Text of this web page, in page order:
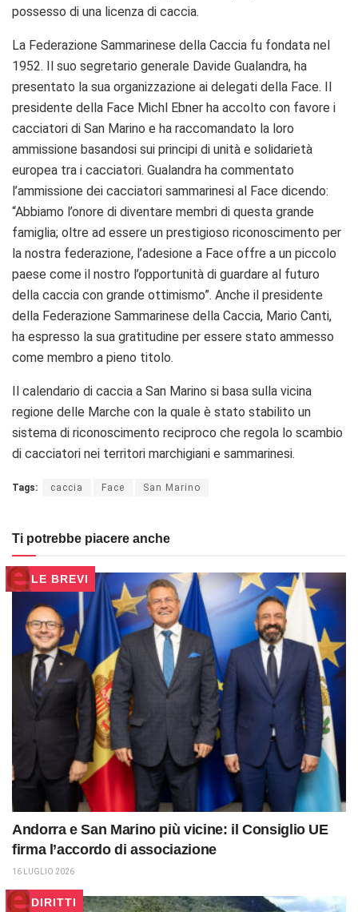
possesso di una licenza di caccia.
La Federazione Sammarinese della Caccia fu fondata nel
1952. Il suo segretario generale Davide Gualandra, ha
presentato la sua organizzazione ai delegati della Face. Il
presidente della Face Michl Ebner ha accolto con favore i
cacciatori di San Marino e ha raccomandato la loro
ammissione basandosi sui principi di unità e solidarietà
europea tra i cacciatori. Gualandra ha commentato
l’ammissione dei cacciatori sammarinesi al Face dicendo:
“Abbiamo l’onore di diventare membri di questa grande
famiglia; oltre ad essere un prestigioso riconoscimento per
la nostra federazione, l’adesione a Face offre a un piccolo
paese come il nostro l’opportunità di guardare al futuro
della caccia con grande ottimismo”. Anche il presidente
della Federazione Sammarinese della Caccia, Mario Canti,
ha espresso la sua gratitudine per essere stato ammesso
come membro a pieno titolo.
Il calendario di caccia a San Marino si basa sulla vicina
regione delle Marche con la quale è stato stabilito un
sistema di riconoscimento reciproco che regola lo scambio
di cacciatori nei territori marchigiani e sammarinesi.
Tags: caccia Face San Marino
Ti potrebbe piacere anche
LE BREVI
Andorra e San Marino più vicine: il Consiglio UE
firma l’accordo di associazione
16 LUGLIO 2026
DIRITTI